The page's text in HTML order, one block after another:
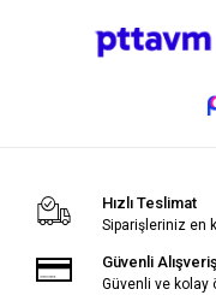
Hızlı Teslimat
Siparişleriniz en
Güvenli Alışveriş
Güvenli ve